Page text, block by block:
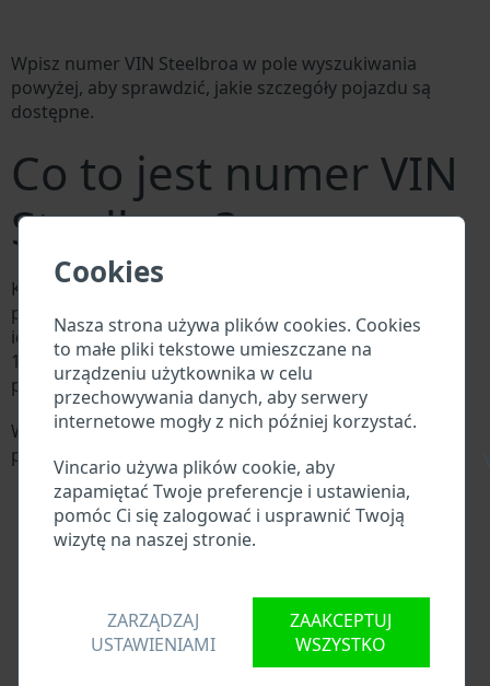
Cookies
Nasza strona używa plików cookies. Cookies
to małe pliki tekstowe umieszczane na
urządzeniu użytkownika w celu
przechowywania danych, aby serwery
internetowe mogły z nich później korzystać.
Vincario używa plików cookie, aby
zapamiętać Twoje preferencje i ustawienia,
pomóc Ci się zalogować i usprawnić Twoją
wizytę na naszej stronie.
ZARZĄDZAJ
USTAWIENIAMI
ZAAKCEPTUJ
WSZYSTKO
Wpisz numer VIN Steelbroa w pole wyszukiwania
powyżej, aby sprawdzić, jakie szczegóły pojazdu są
dostępne.
Co to jest numer VIN
Steelbroa?
Każdy producent Steelbroa przypisuje każdemu
pojazdowi unikalny identyfikator zwany numerem
identyfikacyjnym pojazdu (VIN). Numer VIN składa się z
17 cyfr i składa się z liter i cyfr zawierających
podstawowe informacje o pojeździe.
Wszystkie bazy danych w branży motoryzacyjnej
przeszukują VIN:
Baza danych producenta Steelbroa
Baza danych importerów/eksporterów Steelbroa
Baza danych dealerów Steelbroa
Baza danych warsztatów Steelbroa i dostawców
Krajowe bazy danych pojazdów
Policyjne bazy danych
Bazy danych firm ubezpieczeniowych
Bazy danych firm prywatnych